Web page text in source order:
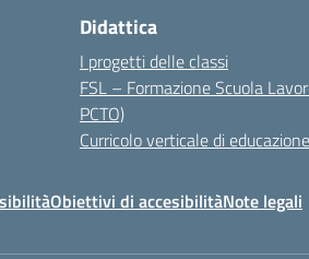
Didattica
I progetti delle classi
FSL – Formazione Scuola
PCTO)
Curricolo verticale di
Obiettivi di accesibilitàNote legali